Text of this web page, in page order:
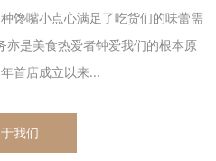
馋嘴小点心满足了吃货们的味蕾需
亦是美食热爱者钟爱我们的根本原
首店成立以来...
我们